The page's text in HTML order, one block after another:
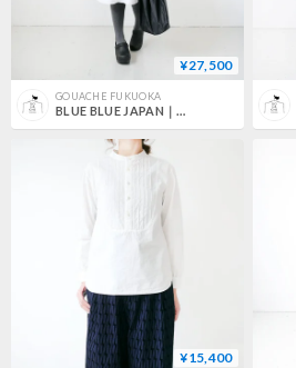
¥27,500
GOUACHE FUKUOKA
BLUE BLUE JAPAN｜ブルーブルージャパン｜オボロコウシ フロッキープリントウラケ テゾメ ワンピース｜WHITE｜700085090
¥15,400